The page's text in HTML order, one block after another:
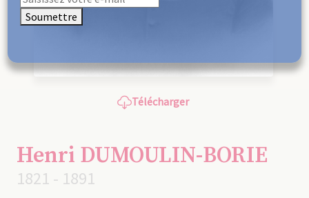
Télécharger
Henri DUMOULIN-BORIE
1821 - 1891
Soumettre